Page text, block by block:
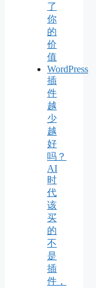
了
你
的
价
值
WordPress
插
件
越
少
越
好
吗？
AI
时
代
该
买
的
不
是
插
件，